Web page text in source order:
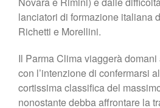
lanciatori di formazione italiana
Richetti e Morellini.
Il Parma Clima viaggerà
con l’intenzione di confermarsi
cortissima classifica del
nonostante debba affrontare la